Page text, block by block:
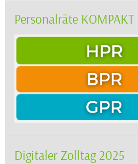
Personalräte KOMPAKT
Digitaler Zolltag 2025